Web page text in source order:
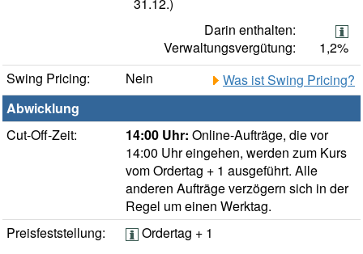
31.12.)
Darin enthalten:
Verwaltungsvergütung:
1,2%
Swing Pricing:
Nein
Was ist Swing Pricing?
Abwicklung
Cut-Off-Zeit:
14:00 Uhr: Online-Aufträge, die vor
14:00 Uhr eingehen, werden zum Kurs
vom Ordertag + 1 ausgeführt. Alle
anderen Aufträge verzögern sich in der
Regel um einen Werktag.
Preisfeststellung:
Ordertag + 1